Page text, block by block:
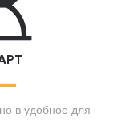
в удобное для